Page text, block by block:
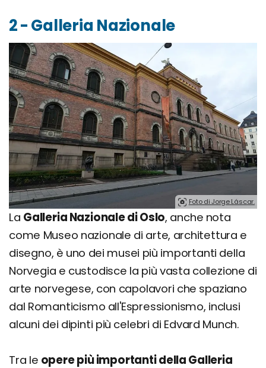
2 - Galleria Nazionale
Foto di Jorge Láscar.
La Galleria Nazionale di Oslo, anche nota
come Museo nazionale di arte, architettura e
disegno, è uno dei musei più importanti della
Norvegia e custodisce la più vasta collezione di
arte norvegese, con capolavori che spaziano
dal Romanticismo all'Espressionismo, inclusi
alcuni dei dipinti più celebri di Edvard Munch.
Tra le opere più importanti della Galleria